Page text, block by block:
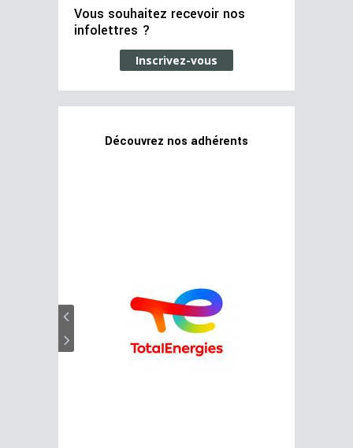
Vous souhaitez recevoir nos
infolettres ?
Inscrivez-vous
Découvrez nos adhérents